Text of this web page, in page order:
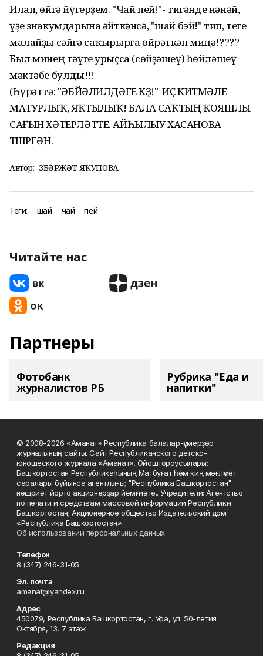
Илап, өйгә йүгерҙем. "Чай пей!"- тигәнде нәнәй,
үҙе знакумдарына әйткәнсә, "шай бэй!" тип, теге
малайҙы сәйгә саҡырырға өйрәткән миңә!????
Был минең тәүге урыҫса (сөйҙәшеү) һөйләшеү
мәктәбе булды!!!
(Һүрәттә: "ӘБЙӘЛИЛДӘГЕ КӨҘ!" ИҪ КИТМӘЛЕ
МАТУРЛЫҠ, ЯҠТЫЛЫҠ! БАЛА САҠТЫҢ ҠОЯШЛЫ
САҒЫН ХӘТЕРЛӘТТЕ. АЙҺЫЛЫУ ХАСАНОВА
ТӨШӨРГӘН.
Автор: ЗӨБӘРЖӘТ ЯҠУПОВА
Теги: шай чай пей
Читайте нас
Партнеры
Фотобанк
журналистов РБ
Рубрика "Еда и
напитки"
© 2008-2026 «Аманат» Республика балалар-үҫмерҙәр
журналының сайты. Сайт Республиканского детско-
юношеского журнала «Аманат». Ойоштороусылары:
Башҡортостан Республикаһының Матбуғат һәм киң мәғлүмәт
саралары буйынса агентлығы; "Республика Башкортостан"
нәшриәт йорто акционерҙар йәмғиәте.. Учредители: Агентство
по печати и средствам массовой информации Республики
Башкортостан; Акционерное общество Издательский дом
«Республика Башкортостан».
Об использовании персональных данных
Телефон
8 (347) 246-31-05
Эл. почта
amanat@yandex.ru
Адрес
450079, Республика Башкортостан, г. Уфа, ул. 50-летия
Октября, 13, 7 этаж
Редакция